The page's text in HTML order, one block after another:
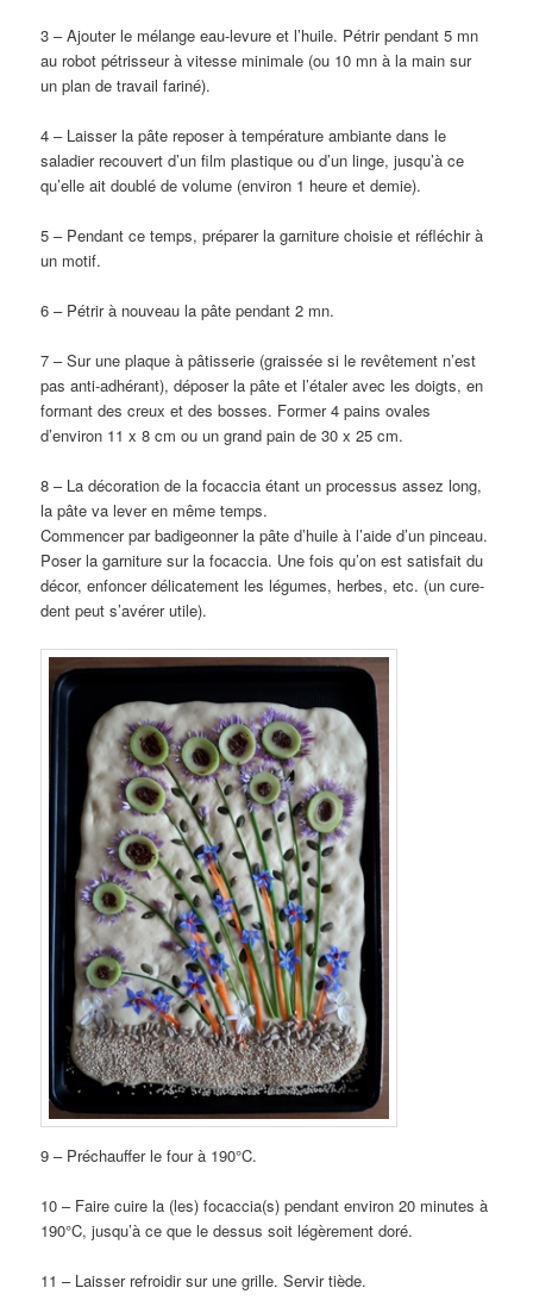
3 – Ajouter le mélange eau-levure et l’huile. Pétrir pendant 5 mn
au robot pétrisseur à vitesse minimale (ou 10 mn à la main sur
un plan de travail fariné).
4 – Laisser la pâte reposer à température ambiante dans le
saladier recouvert d’un film plastique ou d’un linge, jusqu’à ce
qu’elle ait doublé de volume (environ 1 heure et demie).
5 – Pendant ce temps, préparer la garniture choisie et réfléchir à
un motif.
6 – Pétrir à nouveau la pâte pendant 2 mn.
7 – Sur une plaque à pâtisserie (graissée si le revêtement n’est
pas anti-adhérant), déposer la pâte et l’étaler avec les doigts, en
formant des creux et des bosses. Former 4 pains ovales
d’environ 11 x 8 cm ou un grand pain de 30 x 25 cm.
8 – La décoration de la focaccia étant un processus assez long,
la pâte va lever en même temps.
Commencer par badigeonner la pâte d’huile à l’aide d’un pinceau.
Poser la garniture sur la focaccia. Une fois qu’on est satisfait du
décor, enfoncer délicatement les légumes, herbes, etc. (un cure-
dent peut s’avérer utile).
9 – Préchauffer le four à 190°C.
10 – Faire cuire la (les) focaccia(s) pendant environ 20 minutes à
190°C, jusqu’à ce que le dessus soit légèrement doré.
11 – Laisser refroidir sur une grille. Servir tiède.